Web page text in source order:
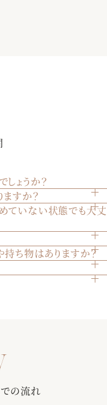
トの事を一番に考え
スから射し込む温か
。聖歌隊による生
す。某有名映画でも
験】「あの味が忘れ
想いのおふたりにぴ
、ゲスト様への最上
理長との打ち合わせで
ト控室・着付室（ヘ
ょうか？
イトのブライダルフ
ただけます。
すか？
軽にご参加いただけ
ていない状態でも大丈
だ決めていない方も
てイメージを膨らま
ださい。
ご家族やご兄弟との
ち物はありますか？
しいただければ結構
しております。ご自
での流れ